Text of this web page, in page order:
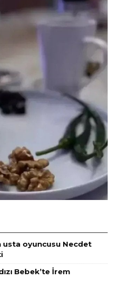
usta oyuncusu Necdet
Bebek’te İrem